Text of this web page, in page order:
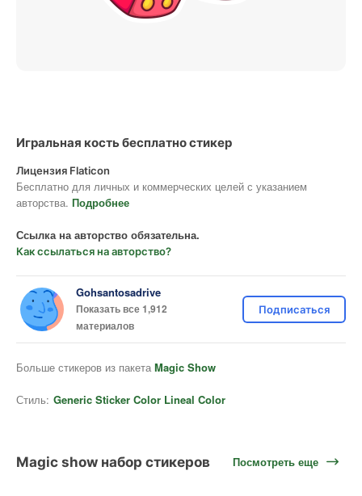
Игральная кость бесплатно стикер
Лицензия Flaticon
Бесплатно для личных и коммерческих целей с указанием
авторства. Подробнее
Ссылка на авторство обязательна.
Как ссылаться на авторство?
Gohsantosadrive
Показать все 1,912
материалов
Подписаться
Больше стикеров из пакета Magic Show
Стиль: Generic Sticker Color Lineal Color
Magic show набор стикеров Посмотреть еще